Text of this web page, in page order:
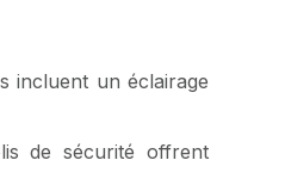
incluent un éclairage
de sécurité offrent